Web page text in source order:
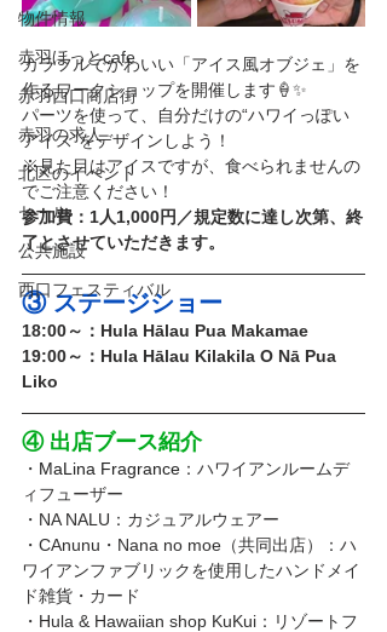
物件情報
赤羽ほっとcafe
赤羽西口商店街
赤羽の求人
北区のイベント
セール
公共施設
西口フェスティバル
カラフルでかわいい「アイス風オブジェ」を
作るワークショップを開催します🍦✨
パーツを使って、自分だけの“ハワイっぽい
アイス”をデザインしよう！
※見た目はアイスですが、食べられませんの
でご注意ください！
参加費：1人1,000円／規定数に達し次第、終
了とさせていただきます。
③ ステージショー
18:00～：Hula Hālau Pua Makamae
19:00～：Hula Hālau Kilakila O Nā Pua
Liko
④ 出店ブース紹介
・ MaLina Fragrance ：ハワイアンルームデ
ィフューザー
・NA NALU：カジュアルウェアー
・CAnunu・Nana no moe（共同出店）：ハ
ワイアンファブリックを使用したハンドメイ
ド雑貨・カード
・Hula & Hawaiian shop KuKui：リゾートフ